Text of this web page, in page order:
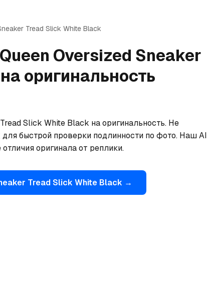
Tread Slick White Black
Oversized Sneaker
на оригинальность
Slick White Black на оригинальность. Не
быстрой проверки подлинности по фото. Наш AI
оригинала от реплики.
Tread Slick White Black →